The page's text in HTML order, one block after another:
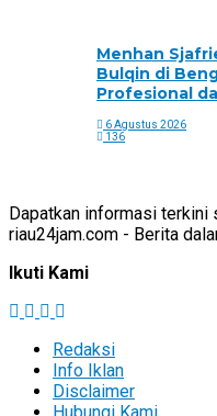
Menhan
Bulqin di
Profesional
6 Agustus 2026
136
Dapatkan informasi terkini
riau24jam.com - Berita
Ikuti Kami
Redaksi
Info Iklan
Disclaimer